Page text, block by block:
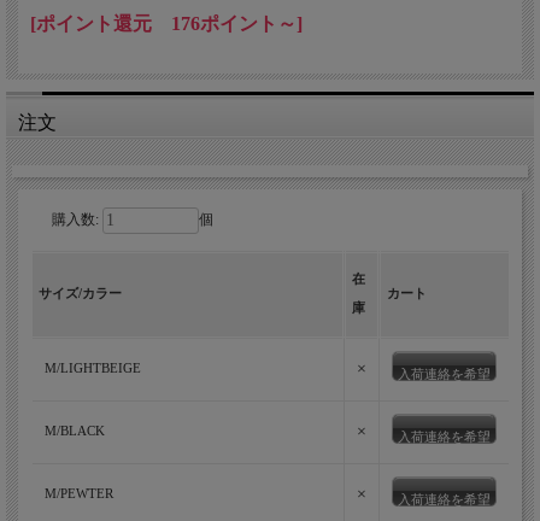
[ポイント還元 176ポイント～]
注文
購入数: 個
サイズ/カラー
在
庫
カート
M/LIGHTBEIGE × 入荷連絡を希望
M/BLACK × 入荷連絡を希望
M/PEWTER × 入荷連絡を希望